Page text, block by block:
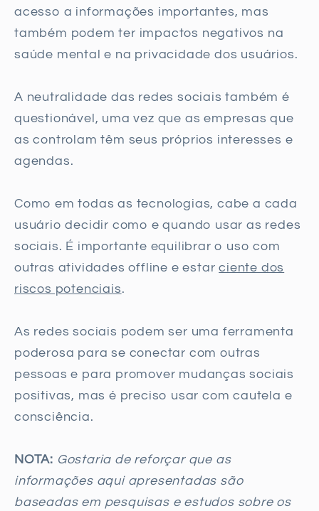
acesso a informações importantes, mas
também podem ter impactos negativos na
saúde mental e na privacidade dos usuários.
A neutralidade das redes sociais também é
questionável, uma vez que as empresas que
as controlam têm seus próprios interesses e
agendas.
Como em todas as tecnologias, cabe a cada
usuário decidir como e quando usar as redes
sociais. É importante equilibrar o uso com
outras atividades offline e estarciente dos
riscos potenciais.
As redes sociais podem ser uma ferramenta
poderosa para se conectar com outras
pessoas e para promover mudanças sociais
positivas, mas é preciso usar com cautela e
consciência.
NOTA: Gostaria de reforçar que as
informações aqui apresentadas são
baseadas em pesquisas e estudos sobre os